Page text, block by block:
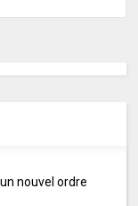
nouvel ordre